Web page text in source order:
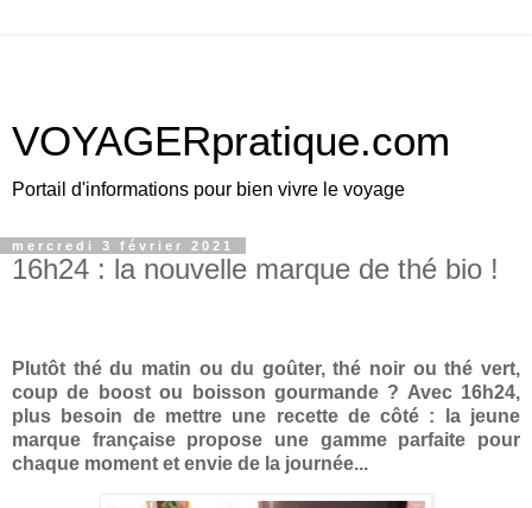
VOYAGERpratique.com
Portail d'informations pour bien vivre le voyage
mercredi 3 février 2021
16h24 : la nouvelle marque de thé bio !
Plutôt thé du matin ou du goûter, thé noir ou thé vert,
coup de boost ou boisson gourmande ? Avec 16h24,
plus besoin de mettre une recette de côté : la jeune
marque française propose une gamme parfaite pour
chaque moment et envie de la journée...